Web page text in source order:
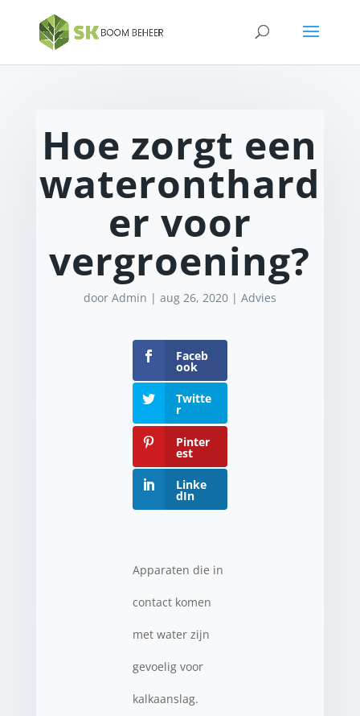
Hoe zorgt een
wateronthard
er voor
vergroening?
door Admin | aug 26, 2020| Advies
Faceb
ook
Twitte
r
Pinter
est
Linke
dIn
Apparaten die in
contact komen
met water zijn
gevoelig voor
kalkaanslag.